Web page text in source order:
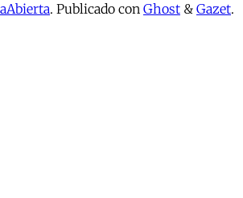
. Publicado con Ghost & Gazet.